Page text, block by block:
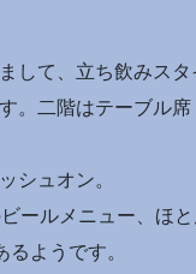
して、立ち飲みス
。二階はテーブル席
シュオン。
ールメニュー、ほ
ようです。